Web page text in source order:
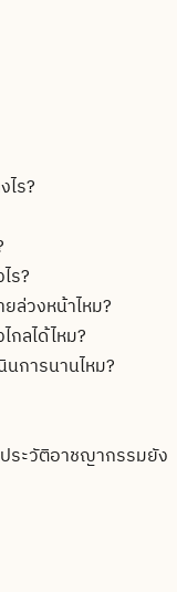
ร?
ร?
ล่วงหน้าไหม?
กลได้ไหม?
การนานไหม?
ระวัติอาชญากรรมยัง